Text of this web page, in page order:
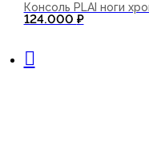
Консоль PLAI ноги
124.000 ₽